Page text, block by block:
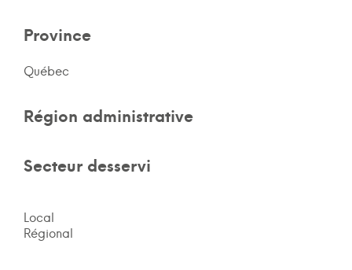
Province
Québec
Région administrative
Secteur desservi
Local
Régional